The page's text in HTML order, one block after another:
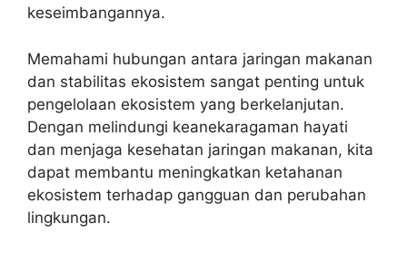
keseimbangannya.
Memahami hubungan antara jaringan makanan
dan stabilitas ekosistem sangat penting untuk
pengelolaan ekosistem yang berkelanjutan.
Dengan melindungi keanekaragaman hayati
dan menjaga kesehatan jaringan makanan, kita
dapat membantu meningkatkan ketahanan
ekosistem terhadap gangguan dan perubahan
lingkungan.